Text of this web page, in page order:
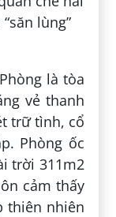
là tòa
vẻ thanh
trữ tình, cổ
Phòng ốc
trời 311m2
cảm thấy
thiên nhiên